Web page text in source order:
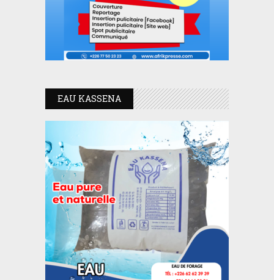
EAU KASSENA